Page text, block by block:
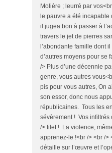
Molière ; leurré par
le pauvre a été incapable
il jugea bon à passer à
travers le jet de pierres
l’abondante famille dont
d’autres moyens pour se
/> Plus d’une décennie
genre, vous autres
pis pour vous autres, On
son essor, donc nous
républicaines. Tous les
sévèrement ! Vos infiltrés
/> filet ! La violence,
apprenez-le !<br /> <br />
détaille sur l’œuvre et